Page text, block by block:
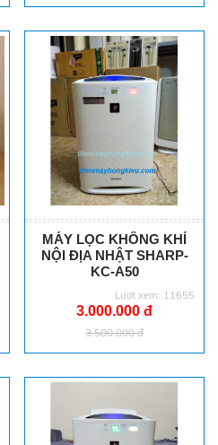
MÁY LỌC KHÔNG KHÍ
NỘI ĐỊA NHẬT SHARP-
KC-A50
Lượt xem: 11655
3.000.000 đ
3.500.000 đ